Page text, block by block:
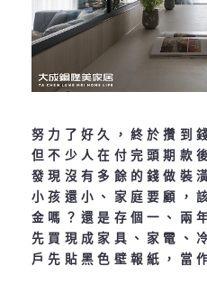
努力了好久，終於攢
但不少人在付完頭期款
發現沒有多餘的錢做
小孩還小、家庭要顧，
金嗎？還是存個一、兩
先買現成家具、家電、
戶先貼黑色壁報紙，當